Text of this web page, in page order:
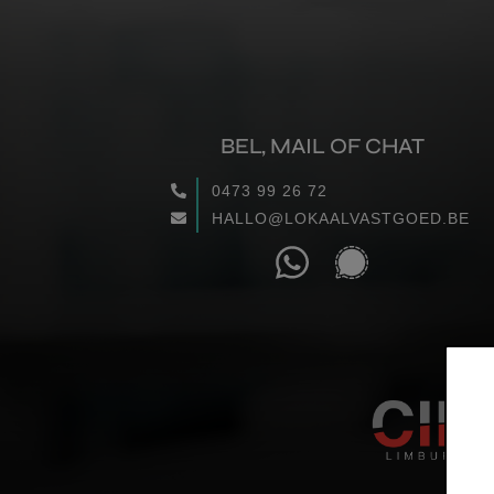
BEL, MAIL OF CHAT
0473 99 26 72
HALLO@LOKAALVASTGOED.BE